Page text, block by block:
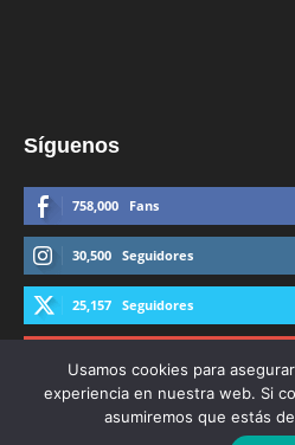
Síguenos
758,000 Fans
30,500 Seguidores
25,157 Seguidores
Usamos cookies para
experiencia en nuestra web. Si
asumiremos que estás